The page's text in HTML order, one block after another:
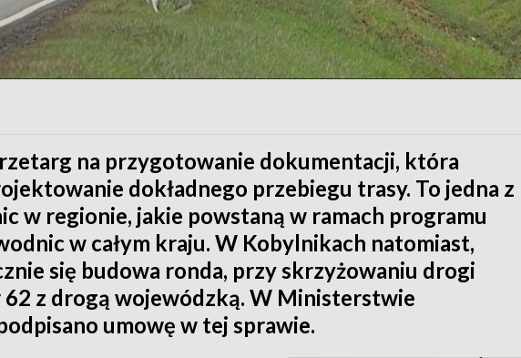
na przygotowanie dokumentacji, która
dokładnego przebiegu trasy. To jedna z
w regionie, jakie powstaną w ramach programu
w całym kraju. W Kobylnikach natomiast,
się budowa ronda, przy skrzyżowaniu drogi
z drogą wojewódzką. W Ministerstwie
umowę w tej sprawie.